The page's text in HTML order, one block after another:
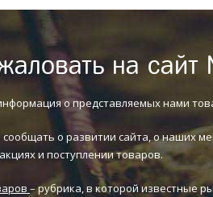
на сайт
о представляемых нами
о развитии сайта, о наших
и поступлении товаров.
– рубрика, в которой известные